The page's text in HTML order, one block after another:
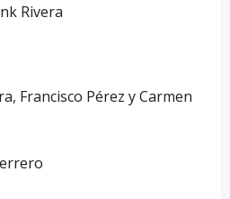
Rivera
Francisco Pérez y Carmen